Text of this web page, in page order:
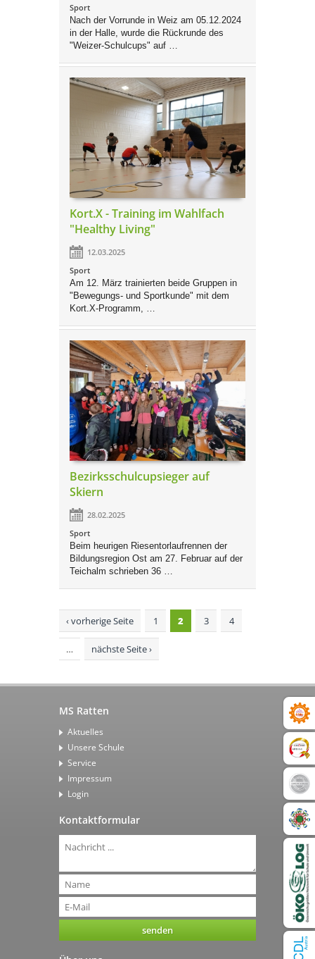
Sport
Nach der Vorrunde in Weiz am 05.12.2024
in der Halle, wurde die Rückrunde des
"Weizer-Schulcups" auf …
Kort.X - Training im Wahlfach
"Healthy Living"
12.03.2025
Sport
Am 12. März trainierten beide Gruppen in
"Bewegungs- und Sportkunde" mit dem
Kort.X-Programm, …
Bezirksschulcupsieger auf
Skiern
28.02.2025
Sport
Beim heurigen Riesentorlaufrennen der
Bildungsregion Ost am 27. Februar auf der
Teichalm schrieben 36 …
Seiten
‹ vorherige Seite 1 2 3 4
… nächste Seite ›
MS Ratten
Aktuelles
Unsere Schule
Service
Impressum
Login
Kontaktformular